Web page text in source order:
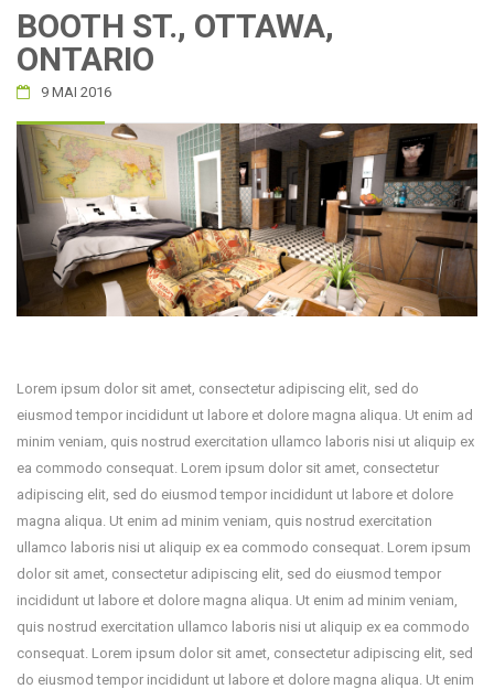
BOOTH ST., OTTAWA,
ONTARIO
9 MAI 2016
Lorem ipsum dolor sit amet, consectetur adipiscing elit, sed do
eiusmod tempor incididunt ut labore et dolore magna aliqua. Ut enim ad
minim veniam, quis nostrud exercitation ullamco laboris nisi ut aliquip ex
ea commodo consequat. Lorem ipsum dolor sit amet, consectetur
adipiscing elit, sed do eiusmod tempor incididunt ut labore et dolore
magna aliqua. Ut enim ad minim veniam, quis nostrud exercitation
ullamco laboris nisi ut aliquip ex ea commodo consequat. Lorem ipsum
dolor sit amet, consectetur adipiscing elit, sed do eiusmod tempor
incididunt ut labore et dolore magna aliqua. Ut enim ad minim veniam,
quis nostrud exercitation ullamco laboris nisi ut aliquip ex ea commodo
consequat. Lorem ipsum dolor sit amet, consectetur adipiscing elit, sed
do eiusmod tempor incididunt ut labore et dolore magna aliqua. Ut enim